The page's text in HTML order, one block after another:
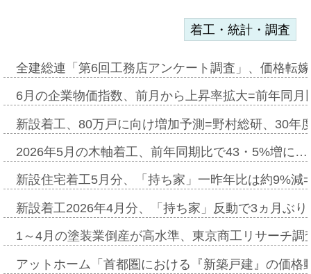
着工・統計・調査
全建総連「第6回工務店アンケート調査」、価格転
6月の企業物価指数、前月から上昇率拡大=前年同
新設着工、80万戸に向け増加予測=野村総研、30年
2026年5月の木軸着工、前年同期比で43・5%増に…
新設住宅着工5月分、「持ち家」一昨年比は約9%
新設着工2026年4月分、「持ち家」反動で3ヵ月ぶ
1～4月の塗装業倒産が高水準、東京商工リサーチ
アットホーム「首都圏における『新築戸建』の価